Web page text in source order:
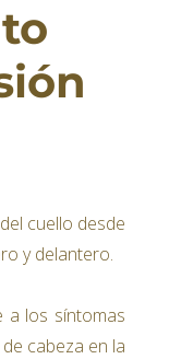
cuello desde
y delantero.
a los síntomas
cabeza en la